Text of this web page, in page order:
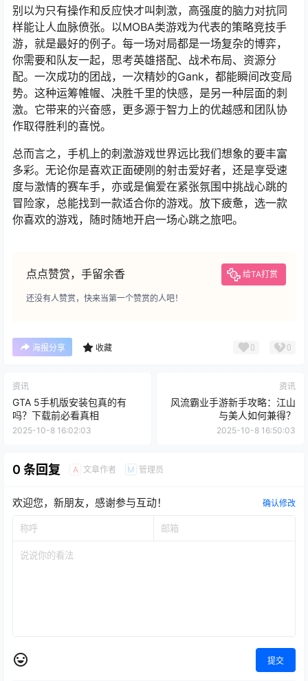
别以为只有操作和反应快才叫刺激，高强度的脑力对抗同
样能让人血脉偾张。以MOBA类游戏为代表的策略竞技手
游，就是最好的例子。每一场对局都是一场复杂的博弈，
你需要和队友一起，思考英雄搭配、战术布局、资源分
配。一次成功的团战，一次精妙的Gank，都能瞬间改变局
势。这种运筹帷幄、决胜千里的快感，是另一种层面的刺
激。它带来的兴奋感，更多源于智力上的优越感和团队协
作取得胜利的喜悦。
总而言之，手机上的刺激游戏世界远比我们想象的要丰富
多彩。无论你是喜欢正面硬刚的射击爱好者，还是享受速
度与激情的赛车手，亦或是偏爱在紧张氛围中挑战心跳的
冒险家，总能找到一款适合你的游戏。放下疲惫，选一款
你喜欢的游戏，随时随地开启一场心跳之旅吧。
点点赞赏，手留余香 给TA打赏
还没有人赞赏，快来当第一个赞赏的人吧！
海报分享 收藏 0 0
资讯
GTA 5手机版安装包真的有
吗？下载前必看真相
2025-10-8 16:02:03
资讯
风流霸业手游新手攻略：江山
与美人如何兼得？
2025-10-8 16:50:03
0 条回复 A 文章作者 M 管理员
欢迎您，新朋友，感谢参与互动！ 确认修改
提交